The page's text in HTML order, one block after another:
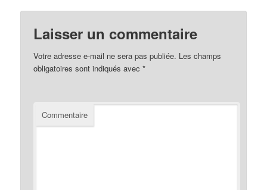
Laisser un commentaire
Votre adresse e-mail ne sera pas publiée. Les champs
obligatoires sont indiqués avec*
Commentaire